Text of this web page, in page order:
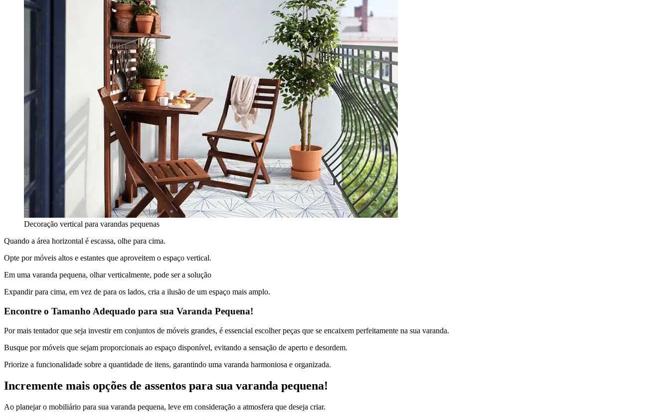
Decoração vertical para varandas pequenas
Quando a área horizontal é escassa, olhe para cima.
Opte por móveis altos e estantes que aproveitem o espaço vertical.
Em uma varanda pequena, olhar verticalmente, pode ser a solução
Expandir para cima, em vez de para os lados, cria a ilusão de um espaço mais amplo.
Encontre o Tamanho Adequado para sua Varanda Pequena!
Por mais tentador que seja investir em conjuntos de móveis grandes, é essencial escolher peças que se encaixem perfeitamente na sua varanda.
Busque por móveis que sejam proporcionais ao espaço disponível, evitando a sensação de aperto e desordem.
Priorize a funcionalidade sobre a quantidade de itens, garantindo uma varanda harmoniosa e organizada.
Incremente mais opções de assentos para sua varanda pequena!
Ao planejar o mobiliário para sua varanda pequena, leve em consideração a atmosfera que deseja criar.